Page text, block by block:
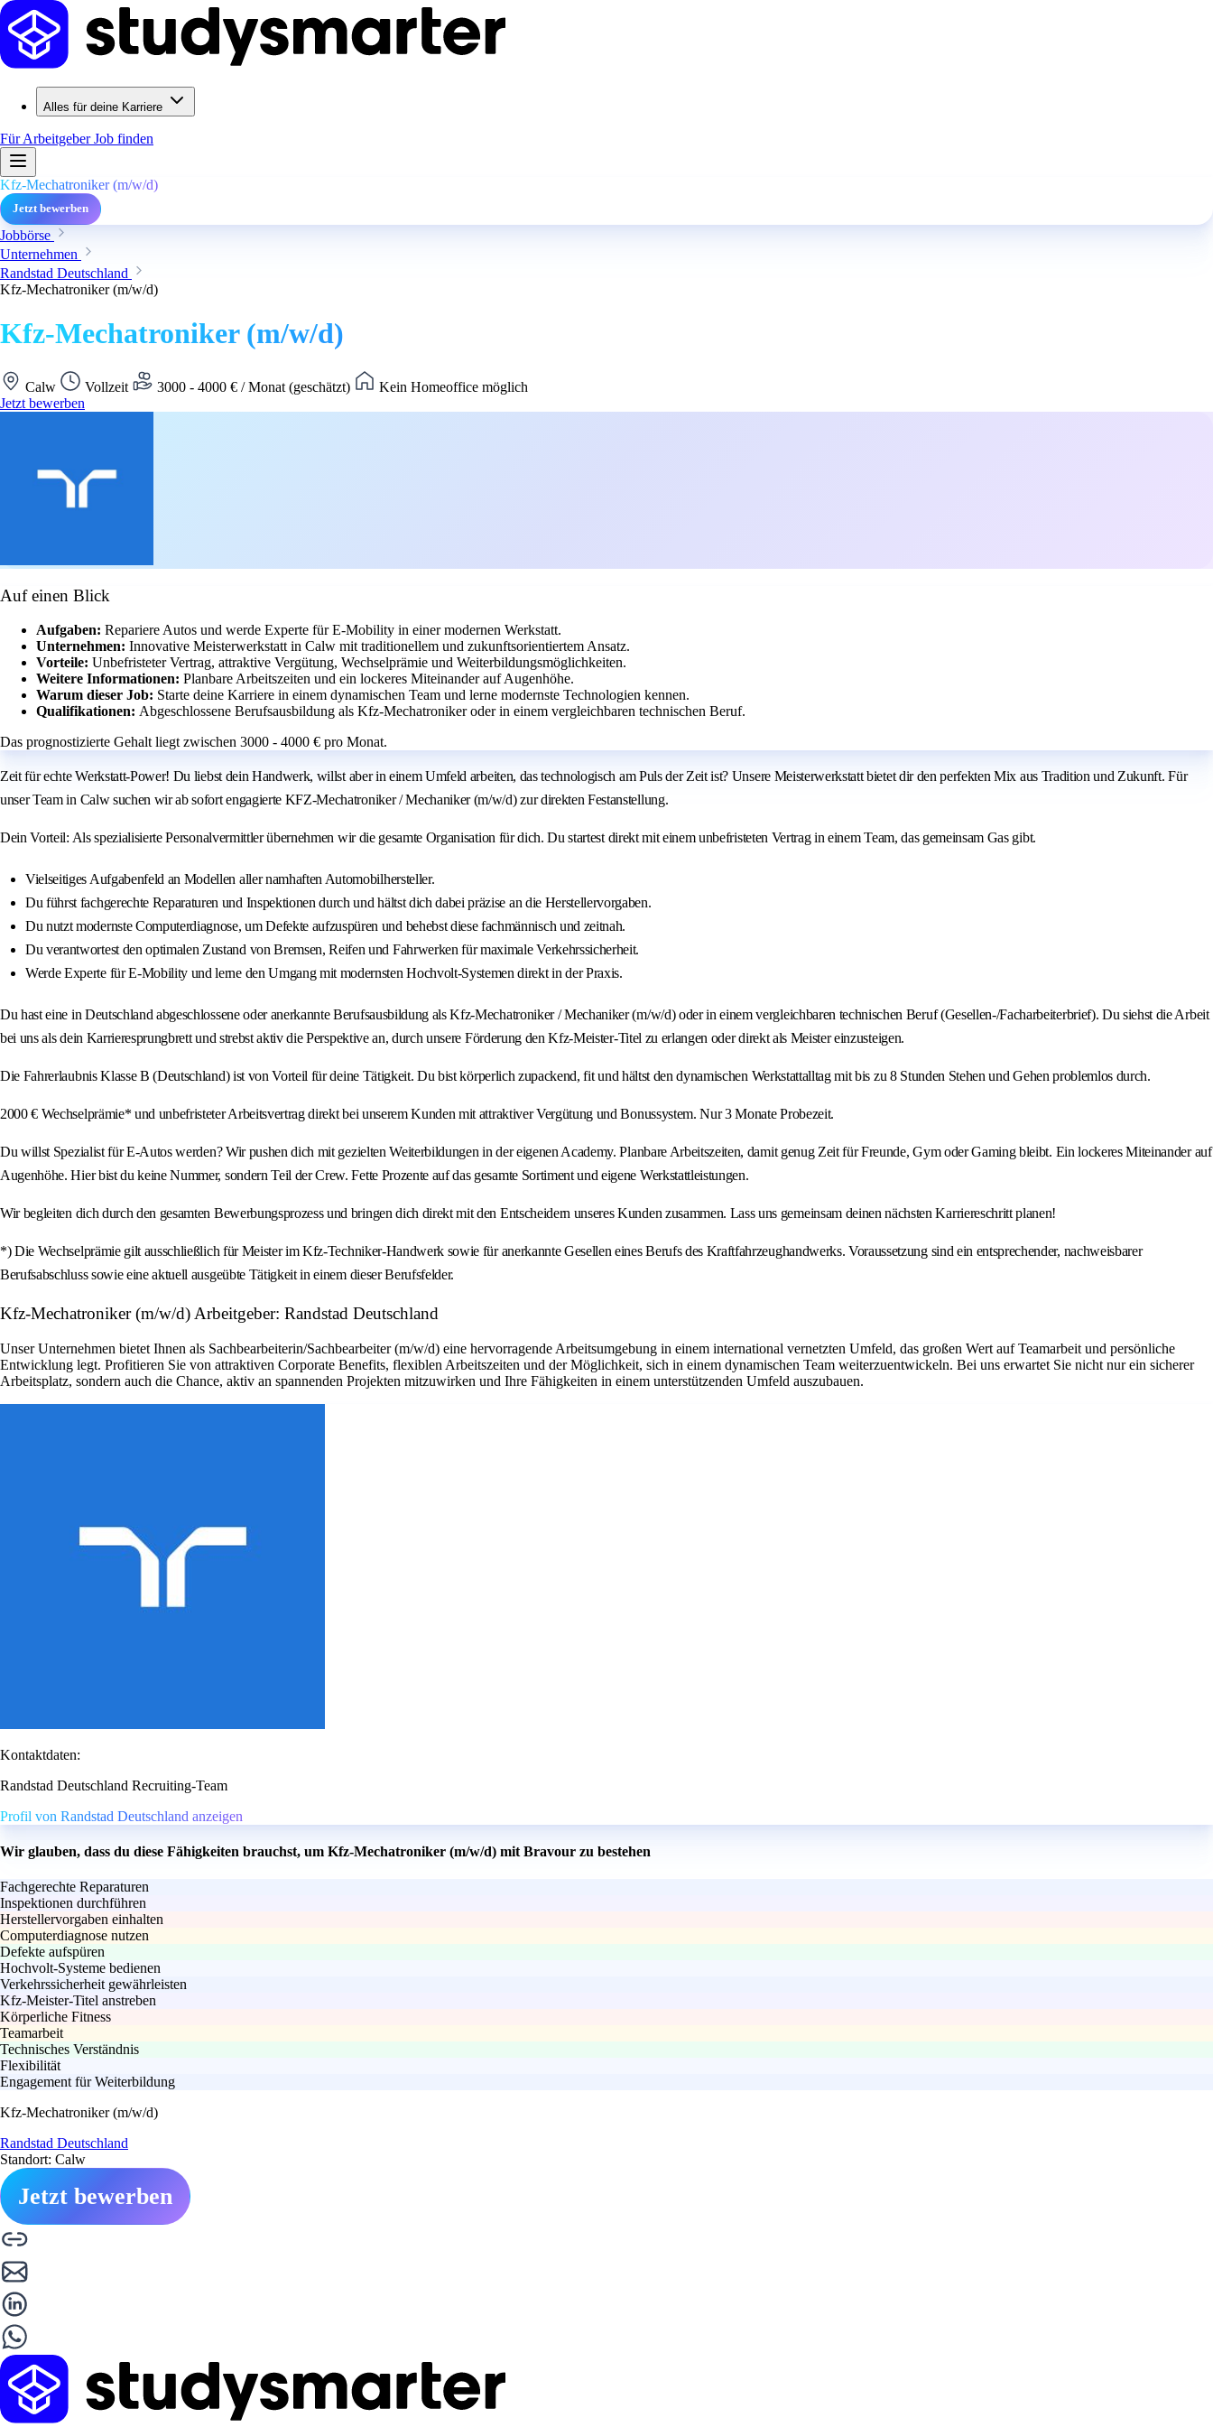
Alles für deine Karriere
Für ArbeitgeberJob finden
Kfz-Mechatroniker (m/w/d)
Jetzt bewerben
Jobbörse
Unternehmen
Randstad Deutschland
Kfz-Mechatroniker (m/w/d)
Kfz-Mechatroniker (m/w/d)
Calw Vollzeit 3000 - 4000 € / Monat (geschätzt)
Kein Homeoffice möglich
Jetzt bewerben
Auf einen Blick
Aufgaben: Repariere Autos und werde Experte für E-Mobility in einer modernen Werkstatt.
Unternehmen: Innovative Meisterwerkstatt in Calw mit traditionellem und zukunftsorientiertem Ansatz.
Vorteile: Unbefristeter Vertrag, attraktive Vergütung, Wechselprämie und Weiterbildungsmöglichkeiten.
Weitere Informationen: Planbare Arbeitszeiten und ein lockeres Miteinander auf Augenhöhe.
Warum dieser Job: Starte deine Karriere in einem dynamischen Team und lerne modernste Technologien kennen.
Qualifikationen: Abgeschlossene Berufsausbildung als Kfz-Mechatroniker oder in einem vergleichbaren technischen Beruf.
Das prognostizierte Gehalt liegt zwischen 3000 - 4000 € pro Monat.
Zeit für echte Werkstatt-Power! Du liebst dein Handwerk, willst aber in einem Umfeld arbeiten, das technologisch am Puls der Zeit ist? Unsere Meisterwerkstatt bietet dir den perfekten Mix aus Tradition und Zukunft. Für
unser Team in Calw suchen wir ab sofort engagierte KFZ-Mechatroniker / Mechaniker (m/w/d) zur direkten Festanstellung.
Dein Vorteil: Als spezialisierte Personalvermittler übernehmen wir die gesamte Organisation für dich. Du startest direkt mit einem unbefristeten Vertrag in einem Team, das gemeinsam Gas gibt.
Vielseitiges Aufgabenfeld an Modellen aller namhaften Automobilhersteller.
Du führst fachgerechte Reparaturen und Inspektionen durch und hältst dich dabei präzise an die Herstellervorgaben.
Du nutzt modernste Computerdiagnose, um Defekte aufzuspüren und behebst diese fachmännisch und zeitnah.
Du verantwortest den optimalen Zustand von Bremsen, Reifen und Fahrwerken für maximale Verkehrssicherheit.
Werde Experte für E-Mobility und lerne den Umgang mit modernsten Hochvolt-Systemen direkt in der Praxis.
Du hast eine in Deutschland abgeschlossene oder anerkannte Berufsausbildung als Kfz-Mechatroniker / Mechaniker (m/w/d) oder in einem vergleichbaren technischen Beruf (Gesellen-/Facharbeiterbrief). Du siehst die Arbeit
bei uns als dein Karrieresprungbrett und strebst aktiv die Perspektive an, durch unsere Förderung den Kfz-Meister-Titel zu erlangen oder direkt als Meister einzusteigen.
Die Fahrerlaubnis Klasse B (Deutschland) ist von Vorteil für deine Tätigkeit. Du bist körperlich zupackend, fit und hältst den dynamischen Werkstattalltag mit bis zu 8 Stunden Stehen und Gehen problemlos durch.
2000 € Wechselprämie* und unbefristeter Arbeitsvertrag direkt bei unserem Kunden mit attraktiver Vergütung und Bonussystem. Nur 3 Monate Probezeit.
Du willst Spezialist für E-Autos werden? Wir pushen dich mit gezielten Weiterbildungen in der eigenen Academy. Planbare Arbeitszeiten, damit genug Zeit für Freunde, Gym oder Gaming bleibt. Ein lockeres Miteinander auf
Augenhöhe. Hier bist du keine Nummer, sondern Teil der Crew. Fette Prozente auf das gesamte Sortiment und eigene Werkstattleistungen.
Wir begleiten dich durch den gesamten Bewerbungsprozess und bringen dich direkt mit den Entscheidern unseres Kunden zusammen. Lass uns gemeinsam deinen nächsten Karriereschritt planen!
*) Die Wechselprämie gilt ausschließlich für Meister im Kfz-Techniker-Handwerk sowie für anerkannte Gesellen eines Berufs des Kraftfahrzeughandwerks. Voraussetzung sind ein entsprechender, nachweisbarer
Berufsabschluss sowie eine aktuell ausgeübte Tätigkeit in einem dieser Berufsfelder.
Kfz-Mechatroniker (m/w/d) Arbeitgeber: Randstad Deutschland
Unser Unternehmen bietet Ihnen als Sachbearbeiterin/Sachbearbeiter (m/w/d) eine hervorragende Arbeitsumgebung in einem international vernetzten Umfeld, das großen Wert auf Teamarbeit und persönliche
Entwicklung legt. Profitieren Sie von attraktiven Corporate Benefits, flexiblen Arbeitszeiten und der Möglichkeit, sich in einem dynamischen Team weiterzuentwickeln. Bei uns erwartet Sie nicht nur ein sicherer
Arbeitsplatz, sondern auch die Chance, aktiv an spannenden Projekten mitzuwirken und Ihre Fähigkeiten in einem unterstützenden Umfeld auszubauen.
Kontaktdaten:
Randstad Deutschland Recruiting-Team
Profil von Randstad Deutschland anzeigen
Wir glauben, dass du diese Fähigkeiten brauchst, um Kfz-Mechatroniker (m/w/d) mit Bravour zu bestehen
Fachgerechte Reparaturen
Inspektionen durchführen
Herstellervorgaben einhalten
Computerdiagnose nutzen
Defekte aufspüren
Hochvolt-Systeme bedienen
Verkehrssicherheit gewährleisten
Kfz-Meister-Titel anstreben
Körperliche Fitness
Teamarbeit
Technisches Verständnis
Flexibilität
Engagement für Weiterbildung
Kfz-Mechatroniker (m/w/d)
Randstad Deutschland
Standort: Calw
Jetzt bewerben